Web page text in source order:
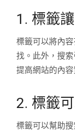
1. 標籤
標籤可以將內
找。此外，搜
提高網站的內容
2. 標籤
標籤可以幫助